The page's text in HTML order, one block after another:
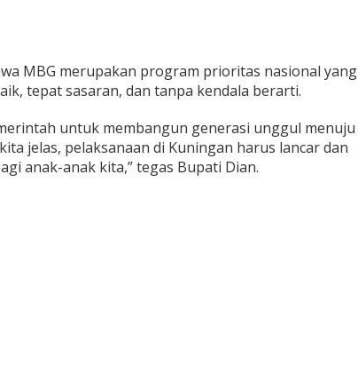
MBG merupakan program prioritas nasional yang
tepat sasaran, dan tanpa kendala berarti.
untuk membangun generasi unggul menuju
jelas, pelaksanaan di Kuningan harus lancar dan
anak-anak kita,” tegas Bupati Dian.